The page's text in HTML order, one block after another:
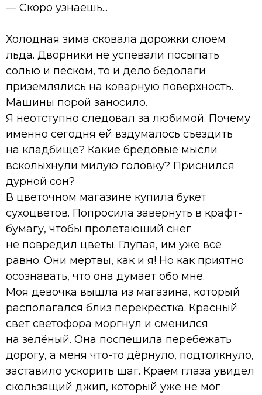
— Скоро узнаешь...
Холодная зима сковала дорожки слоем
льда. Дворники не успевали посыпать
солью и песком, то и дело бедолаги
приземлялись на коварную поверхность.
Машины порой заносило.
Я неотступно следовал за любимой. Почему
именно сегодня ей вздумалось съездить
на кладбище? Какие бредовые мысли
всколыхнули милую головку? Приснился
дурной сон?
В цветочном магазине купила букет
сухоцветов. Попросила завернуть в крафт-
бумагу, чтобы пролетающий снег
не повредил цветы. Глупая, им уже всё
равно. Они мертвы, как и я! Но как приятно
осознавать, что она думает обо мне.
Моя девочка вышла из магазина, который
располагался близ перекрёстка. Красный
свет светофора моргнул и сменился
на зелёный. Она поспешила перебежать
дорогу, а меня что-то дёрнуло, подтолкнуло,
заставило ускорить шаг. Краем глаза увидел
скользящий джип, который уже не мог